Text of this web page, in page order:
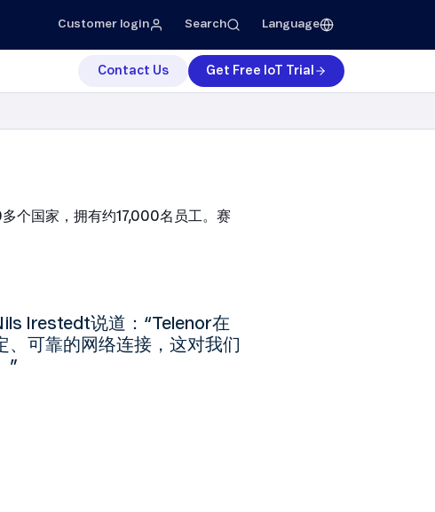
Customer login Search Language
Contact Us Get Free IoT Trial
个国家，拥有约17,000名员工。赛
Irestedt说道：“Telenor在
可靠的网络连接，这对我们
”